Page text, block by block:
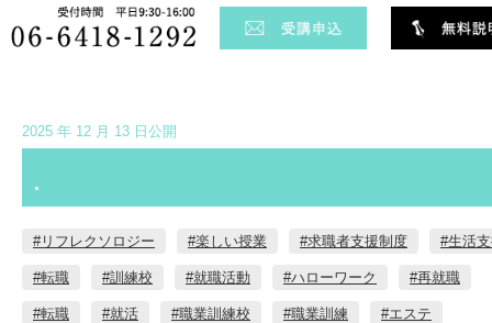
2025 年 12 月 13 日公開
.⁡
#リフレクソロジー #楽しい授業 #求職者支援制度 #生活
#転職 #訓練校 #就職活動 #ハローワーク #再就職
#転職 #就活 #職業訓練校 #職業訓練 #エステ